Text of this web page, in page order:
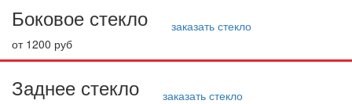
Боковое стекло
от 1200 руб
заказать стекло
Заднее стекло заказать стекло